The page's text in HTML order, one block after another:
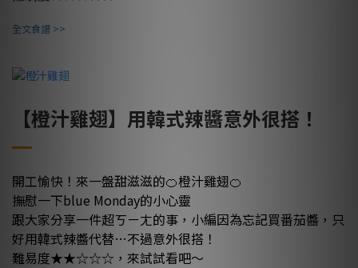
全文食譜 >>
【橙汁雞翅】用韓式辣醬意外很搭！
開工愉快！來一盤甜滋滋的🍊橙汁雞翅🍊
撫慰一下blue Monday的小心靈
跟大家分享一件超ㄎㄧㄤ的事，小編因為忘記買番茄醬，只
好用韓式辣醬代替…不過意外很搭！
難易度★★☆☆☆，來試試看吧～